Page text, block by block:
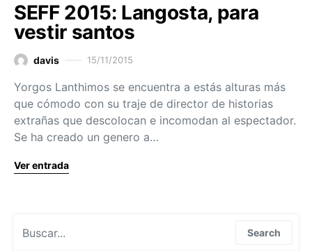
SEFF 2015: Langosta, para
vestir santos
davis 15/11/2015
Yorgos Lanthimos se encuentra a estás alturas más
que cómodo con su traje de director de historias
extrañas que descolocan e incomodan al espectador.
Se ha creado un genero a…
Ver entrada
Search